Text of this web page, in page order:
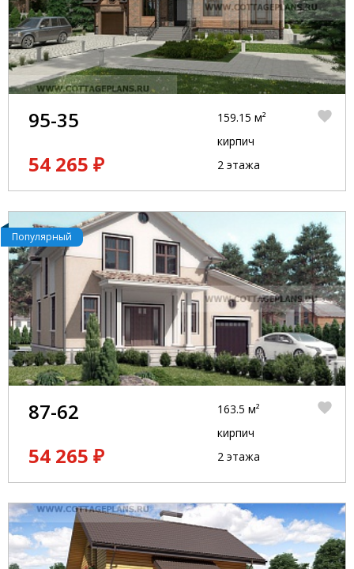
95-35
54 265 ₽
159.15 м²
кирпич
2 этажа
Популярный
87-62
54 265 ₽
163.5 м²
кирпич
2 этажа